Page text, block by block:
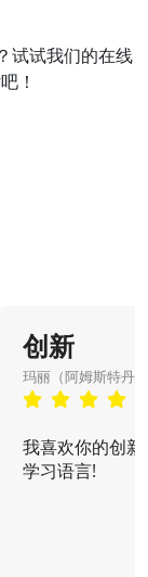
试试我们的在线
！
创新
玛丽（阿姆斯特丹
我喜欢你的创
学习语言!